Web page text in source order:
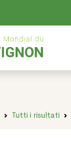
Tutti i risultati